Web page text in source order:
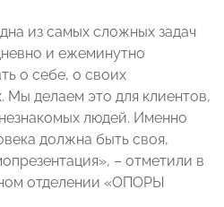
из самых сложных задач
и ежеминутно
о себе, о своих
Мы делаем это для клиентов,
людей. Именно
должна быть своя,
– отметили в
отделении «ОПОРЫ